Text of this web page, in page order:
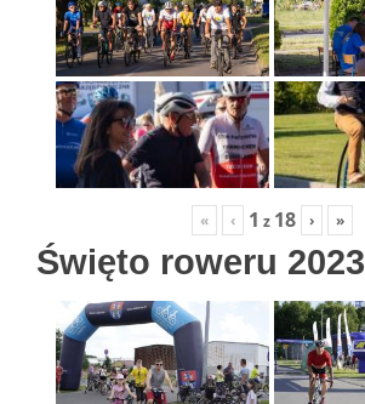
« ‹ 1 z 18 › »
Święto roweru 2023